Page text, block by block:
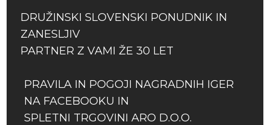
DRUŽINSKI SLOVENSKI PONUDNIK IN
ZANESLJIV
PARTNER Z VAMI ŽE 30 LET
PRAVILA IN POGOJI NAGRADNIH IGER
NA FACEBOOKU IN
SPLETNI TRGOVINI ARO D.O.O.